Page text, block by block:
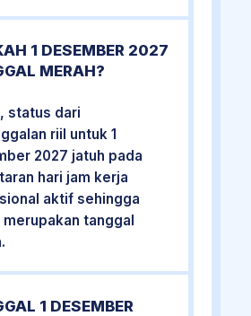
1 DESEMBER 2027
MERAH?
status dari
riil untuk 1
2027 jatuh pada
hari jam kerja
aktif sehingga
merupakan tanggal
1 DESEMBER